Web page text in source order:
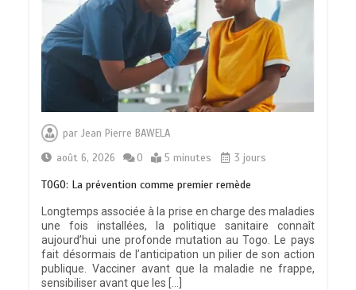
parJean Pierre BAWELA
août 6, 2026
0 5 minutes 3 jours
TOGO: La prévention comme premier remède
Longtemps associée à la prise en charge des maladies
une fois installées, la politique sanitaire connaît
aujourd’hui une profonde mutation au Togo. Le pays
fait désormais de l’anticipation un pilier de son action
publique. Vacciner avant que la maladie ne frappe,
sensibiliser avant que les […]